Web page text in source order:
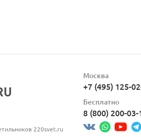
220svet.ru
Москва
+7 (495) 125-
Бесплатно
8 (800) 200-03-